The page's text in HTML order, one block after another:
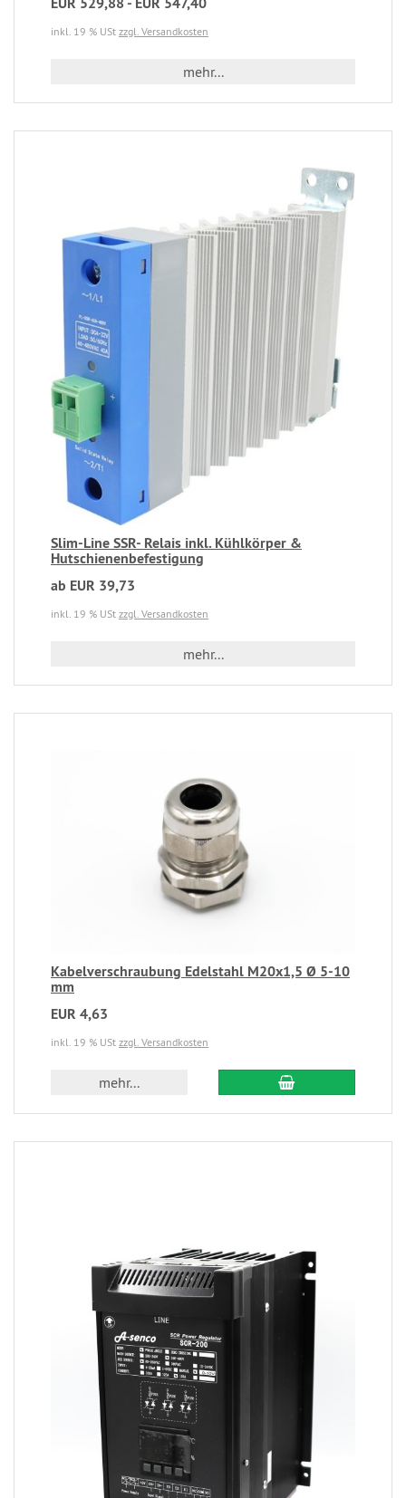
inkl. 19 % USt zzgl. Versandkosten
mehr...
Slim-Line SSR- Relais inkl. Kühlkörper &
Hutschienenbefestigung
ab EUR 39,73
inkl. 19 % USt zzgl. Versandkosten
mehr...
Kabelverschraubung Edelstahl M20x1,5 Ø 5-10
mm
EUR 4,63
inkl. 19 % USt zzgl. Versandkosten
mehr...